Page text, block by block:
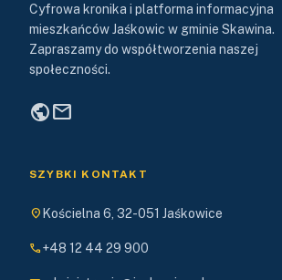
Cyfrowa kronika i platforma informacyjna
mieszkańców Jaśkowic w gminie Skawina.
Zapraszamy do współtworzenia naszej
społeczności.
publicmail
SZYBKI KONTAKT
location_on Kościelna 6, 32-051 Jaśkowice
phone+48 12 44 29 900